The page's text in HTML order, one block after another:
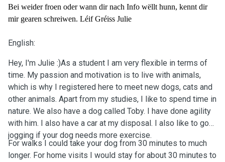
Bei weider froen oder wann dir nach Info wëllt hunn, kennt dir
mir gearen schreiwen. Léif Gréiss Julie
English:
Hey, I'm Julie :)As a student I am very flexible in terms of
time. My passion and motivation is to live with animals,
which is why I registered here to meet new dogs, cats and
other animals. Apart from my studies, I like to spend time in
nature. We also have a dog called Toby. I have done agility
with him. I also have a car at my disposal. I also like to go
jogging if your dog needs more exercise.
For walks I could take your dog from 30 minutes to much
longer. For home visits I would stay for about 30 minutes to